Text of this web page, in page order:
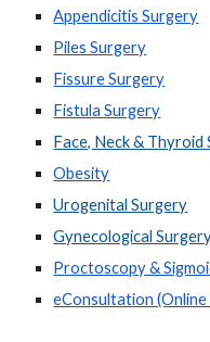
Appendicitis Surgery
Piles Surgery
Fissure Surgery
Fistula Surgery
Face, Neck & Thyroid
Obesity
Urogenital Surgery
Gynecological
Proctoscopy &
eConsultation